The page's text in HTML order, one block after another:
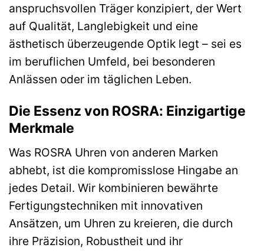
anspruchsvollen Träger konzipiert, der Wert
auf Qualität, Langlebigkeit und eine
ästhetisch überzeugende Optik legt – sei es
im beruflichen Umfeld, bei besonderen
Anlässen oder im täglichen Leben.
Die Essenz von ROSRA: Einzigartige
Merkmale
Was ROSRA Uhren von anderen Marken
abhebt, ist die kompromisslose Hingabe an
jedes Detail. Wir kombinieren bewährte
Fertigungstechniken mit innovativen
Ansätzen, um Uhren zu kreieren, die durch
ihre Präzision, Robustheit und ihr